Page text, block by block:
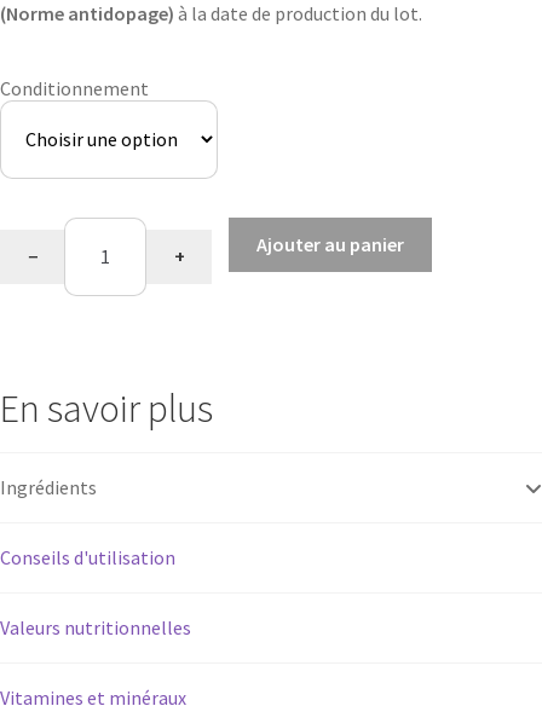
(Norme antidopage) à la date de production du lot.
Conditionnement
quantité
− +
Ajouter au panier
En savoir plus
Ingrédients
Conseils d'utilisation
Valeurs nutritionnelles
Vitamines et minéraux